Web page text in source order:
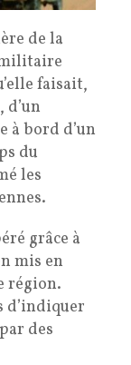
de la
faisait,
à bord d’un
du
les
grâce à
mis en
région.
d’indiquer
des